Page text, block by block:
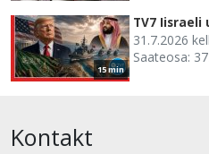
15 min
TV7 Iisraeli
31.7.2026
Saateosa:
Kontakt